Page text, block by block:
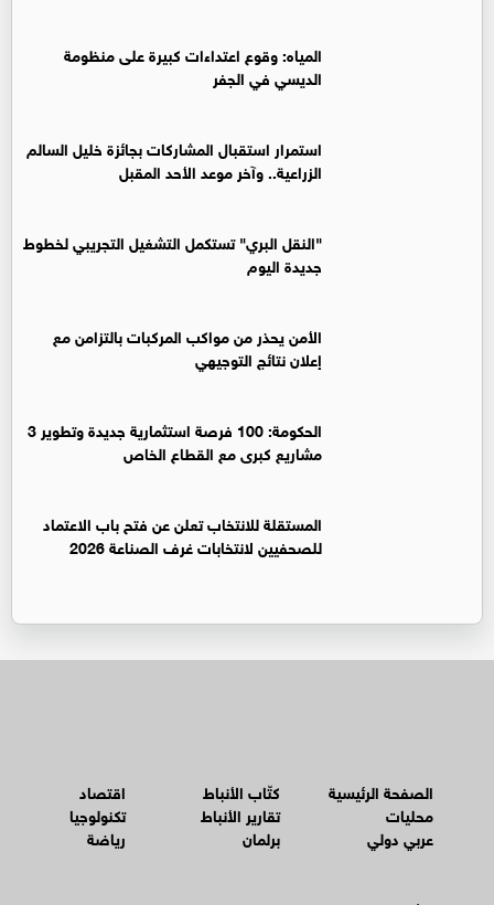
المياه: وقوع اعتداءات كبيرة على منظومة
الديسي في الجفر
استمرار استقبال المشاركات بجائزة خليل السالم
الزراعية.. وآخر موعد الأحد المقبل
"النقل البري" تستكمل التشغيل التجريبي لخطوط
جديدة اليوم
الأمن يحذر من مواكب المركبات بالتزامن مع
إعلان نتائج التوجيهي
الحكومة: 100 فرصة استثمارية جديدة وتطوير 3
مشاريع كبرى مع القطاع الخاص
المستقلة للانتخاب تعلن عن فتح باب الاعتماد
للصحفيين لانتخابات غرف الصناعة 2026
الصفحة الرئيسية
محليات
عربي دولي
كتّاب الأنباط
تقارير الأنباط
برلمان
اقتصاد
تكنولوجيا
رياضة